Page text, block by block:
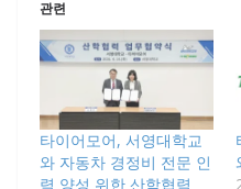
관련
타이어모어, 서영대학교
와 자동차 경정비 전문 인
력 양성 위한 산학협력